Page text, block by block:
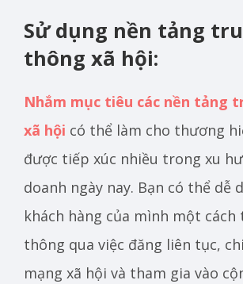
Sử dụng nền tảng
thông xã hội:
Nhắm mục tiêu các nền tảng
xã hội có thể làm cho thương
được tiếp xúc nhiều trong xu
doanh ngày nay. Bạn có thể dễ
khách hàng của mình một cách
thông qua việc đăng liên tục,
mạng xã hội và tham gia vào